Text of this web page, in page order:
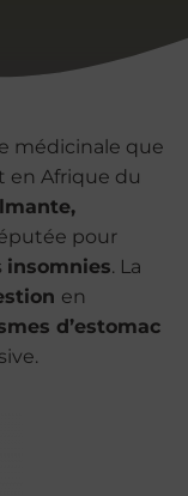
médicinale que
en Afrique du
pour
insomnies. La
en
d’estomac